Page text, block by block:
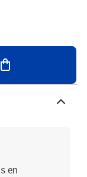
avant d’être
croquer la
en